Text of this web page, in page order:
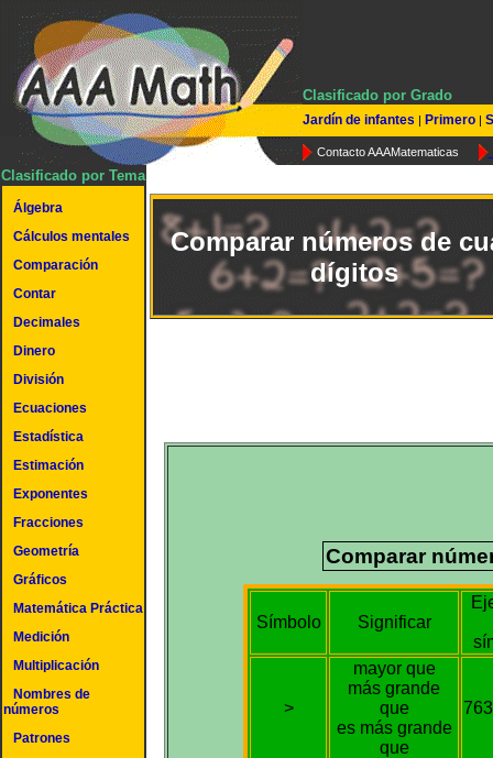
Clasificado por Grado
Jardín de infantes | Primero |
Contacto AAAMatematicas
Clasificado por Tema
Álgebra
Cálculos mentales
Comparación
Contar
Decimales
Dinero
División
Ecuaciones
Estadística
Estimación
Exponentes
Fracciones
Geometría
Gráficos
Matemática Práctica
Medición
Multiplicación
Nombres de
números
Patrones
Comparar números de
dígitos
Comparar
Símbolo Significar
>
mayor que
más grande
que
es más grande
que